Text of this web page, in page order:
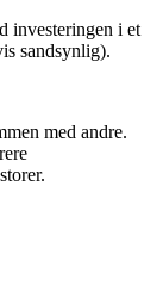
investeringen i et
sandsynlig).
med andre.